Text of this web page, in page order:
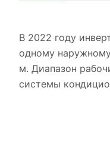
В 2022 году
одному
м. Диапазон
системы